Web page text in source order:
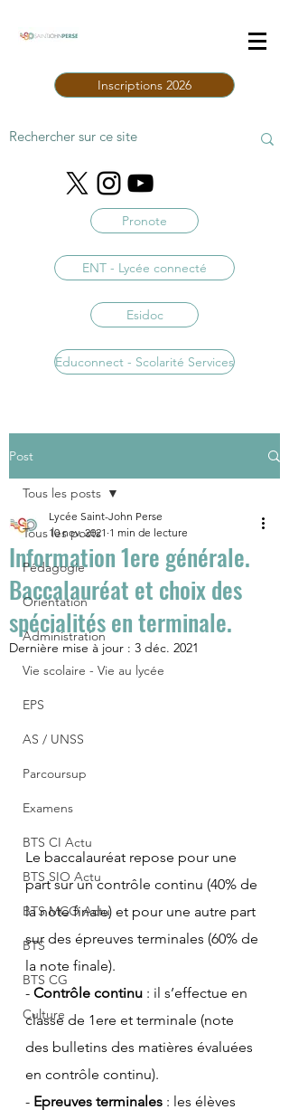
Inscriptions 2026
Pronote
ENT - Lycée connecté
Esidoc
Educonnect - Scolarité Services
Post
Tous les posts
Pédagogie
Orientation
Administration
Vie scolaire - Vie au lycée
EPS
AS / UNSS
Parcoursup
Examens
BTS CI Actu
BTS SIO Actu
BTS MCO Actu
BTS
BTS CG
Culture
Tous les posts
Information 1ere générale.
Baccalauréat et choix des
spécialités en terminale.
Lycée Saint-John Perse
10 nov. 2021 1 min de lecture
Dernière mise à jour : 3 déc. 2021
Le baccalauréat repose pour une
part sur un contrôle continu (40% de
la note finale) et pour une autre part
sur des épreuves terminales (60% de
la note finale).
- Contrôle continu : il s’effectue en
classe de 1ere et terminale (note
des bulletins des matières évaluées
en contrôle continu).
- Epreuves terminales : les élèves